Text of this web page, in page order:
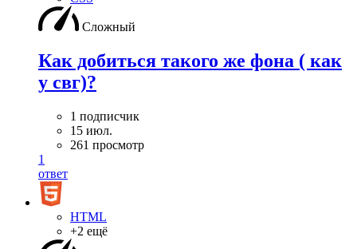
Сложный
Как добиться такого же фона ( как
у свг)?
1 подписчик
15 июл.
261 просмотр
1
ответ
HTML
+2 ещё